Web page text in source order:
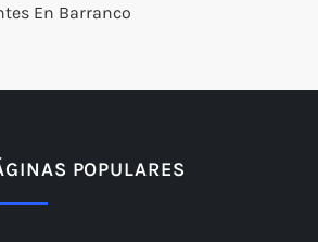
En Barranco
POPULARES